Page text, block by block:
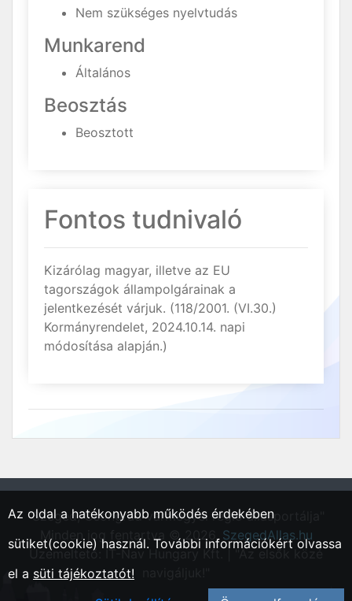
Nem szükséges nyelvtudás
Munkarend
Általános
Beosztás
Beosztott
Fontos tudnivaló
Kizárólag magyar, illetve az EU
tagországok állampolgárainak a
jelentkezését várjuk. (118/2001. (VI.30.)
Kormányrendelet, 2024.10.14. napi
módosítása alapján.)
"Szeged, Csongrád vármegyei régió állásportálja"
Minden jog fentartva © 2026. SzegedAllas.hu
Üzemeltető: IT-Nav Hungary Kft. | "Az elsők közé
Az oldal a hatékonyabb működés érdekében
sütiket(cookie) használ. További információkért olvassa
el a süti tájékoztatót!